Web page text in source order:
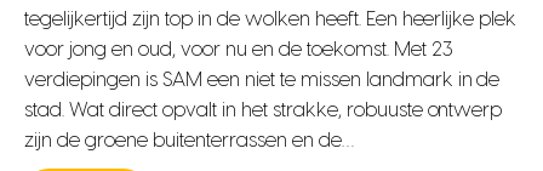
tegelijkertijd zijn top in de wolken heeft. Een heerlijke plek
voor jong en oud, voor nu en de toekomst. Met 23
verdiepingen is SAM een niet te missen landmark in de
stad. Wat direct opvalt in het strakke, robuuste ontwerp
zijn de groene buitenterrassen en de…